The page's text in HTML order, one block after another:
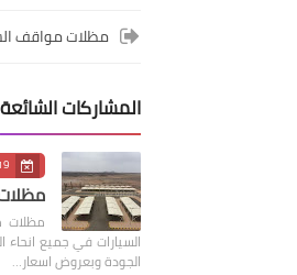
مظلات مواقف
المشاركات الشائعة
19
مظلات
السيارات في جميع
الجودة وبعروض اسعار…